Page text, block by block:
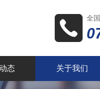
全
态 关于我们